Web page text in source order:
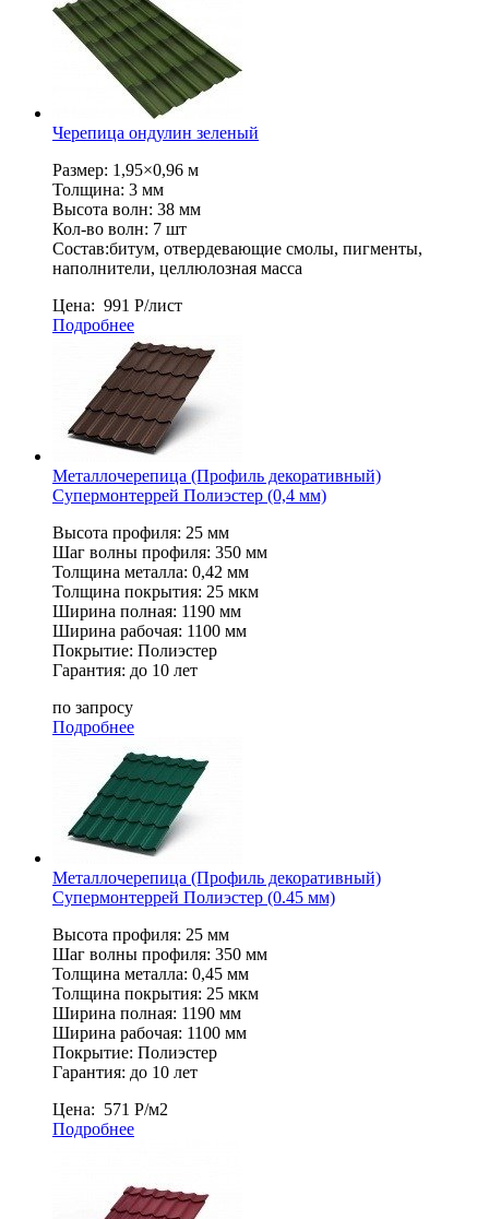
Черепица ондулин зеленый
Размер: 1,95×0,96 м
Толщина: 3 мм
Высота волн: 38 мм
Кол-во волн: 7 шт
Состав:битум, отвердевающие смолы, пигменты,
наполнители, целлюлозная масса
Цена: 991 Р/лист
Подробнее
Металлочерепица (Профиль декоративный)
Супермонтеррей Полиэстер (0,4 мм)
Высота профиля: 25 мм
Шаг волны профиля: 350 мм
Толщина металла: 0,42 мм
Толщина покрытия: 25 мкм
Ширина полная: 1190 мм
Ширина рабочая: 1100 мм
Покрытие: Полиэстер
Гарантия: до 10 лет
по запросу
Подробнее
Металлочерепица (Профиль декоративный)
Супермонтеррей Полиэстер (0.45 мм)
Высота профиля: 25 мм
Шаг волны профиля: 350 мм
Толщина металла: 0,45 мм
Толщина покрытия: 25 мкм
Ширина полная: 1190 мм
Ширина рабочая: 1100 мм
Покрытие: Полиэстер
Гарантия: до 10 лет
Цена: 571 Р/м2
Подробнее